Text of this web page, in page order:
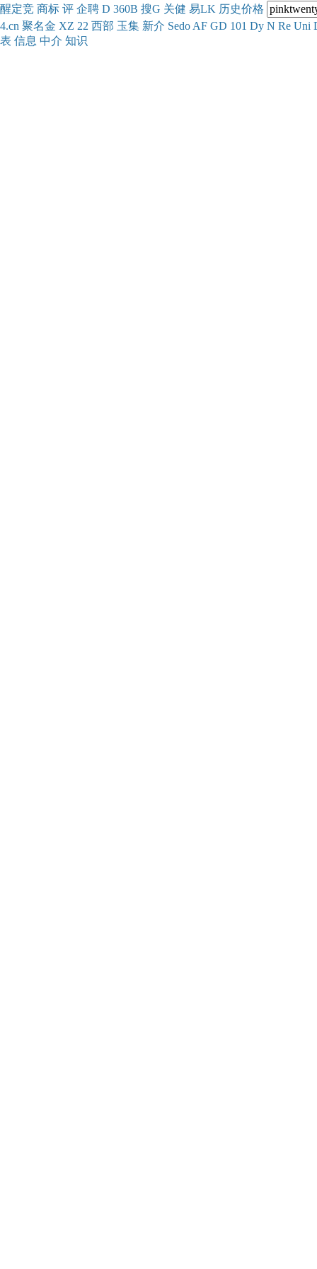
醒定竞 商标 评 企聘 D 360B 搜G 关健 易LK 历史价格
4.cn 聚名金 XZ 22 西部 玉集 新介 Sedo AF GD 101 Dy N Re Uni
表 信息 中介 知识